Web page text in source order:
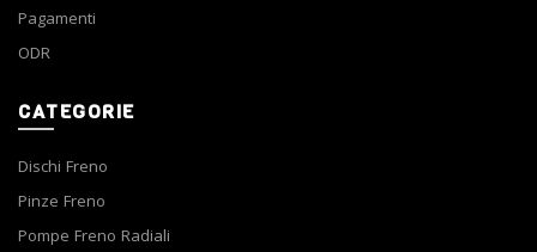
Pagamenti
ODR
CATEGORIE
Dischi Freno
Pinze Freno
Pompe Freno Radiali